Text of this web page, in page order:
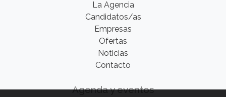
La Agencia
Candidatos/as
Empresas
Ofertas
Noticias
Contacto
Agenda y eventos